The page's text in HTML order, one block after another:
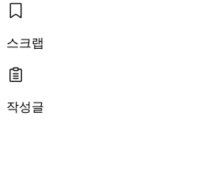
스크랩
작성글